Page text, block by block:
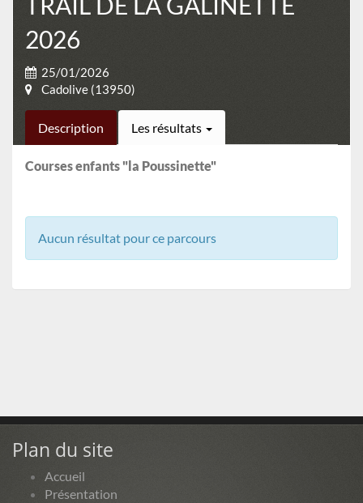
2026
25/01/2026
Cadolive (13950)
Description Les résultats
Courses enfants "la Poussinette"
Aucun résultat pour ce parcours
Plan du site
Accueil
Présentation